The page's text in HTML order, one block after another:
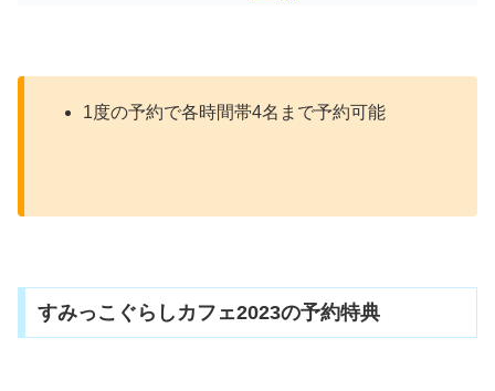
1度の予約で各時間帯4名まで予約可能
すみっこぐらしカフェ2023の予約特典